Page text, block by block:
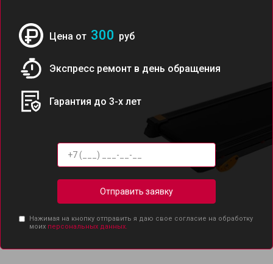
Цена от 300 руб
Экспресс ремонт в день обращения
Гарантия до 3-х лет
Отправить заявку
Нажимая на кнопку отправить я даю свое согласие на обработку
моих персональных данных.